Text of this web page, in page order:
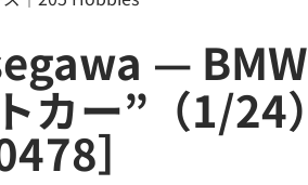
— BMW
カー”（1/24）
］